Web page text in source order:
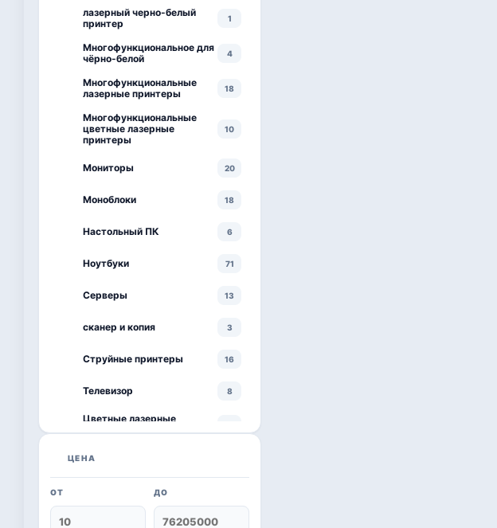
лазерный черно-белый
принтер
1
Многофункциональное для
чёрно-белой
4
Многофункциональные
лазерные принтеры
18
Многофункциональные
цветные лазерные
принтеры
10
Мониторы 20
Моноблоки 18
Настольный ПК 6
Ноутбуки 71
Серверы 13
сканер и копия 3
Струйные принтеры 16
Телевизор 8
Цветные лазерные
принтеры
черно-белый принтер
Kaspersky
ЦЕНА
ОТ ДО